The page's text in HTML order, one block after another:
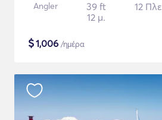
Angler
39 ft
12 μ.
12
$1,006 /ημέρα